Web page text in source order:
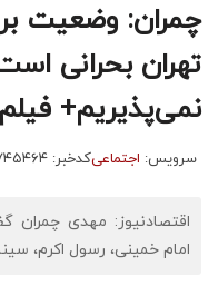
چمران: وضعیت
تهران بحرانی
نمی‌پذیریم+ فیلم
سرویس: اجتماعیکدخبر: ۷۴۵۴۶۴
اقتصادنیوز: مهدی چمران
امام خمینی، رسول اکرم،